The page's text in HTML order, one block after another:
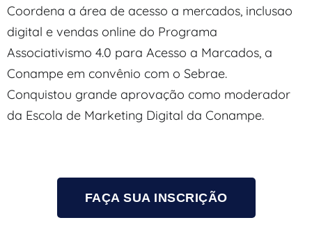
Coordena a área de acesso a mercados, inclusao
digital e vendas online do Programa
Associativismo 4.0 para Acesso a Marcados, a
Conampe em convênio com o Sebrae.
Conquistou grande aprovação como moderador
da Escola de Marketing Digital da Conampe.
FAÇA SUA INSCRIÇÃO